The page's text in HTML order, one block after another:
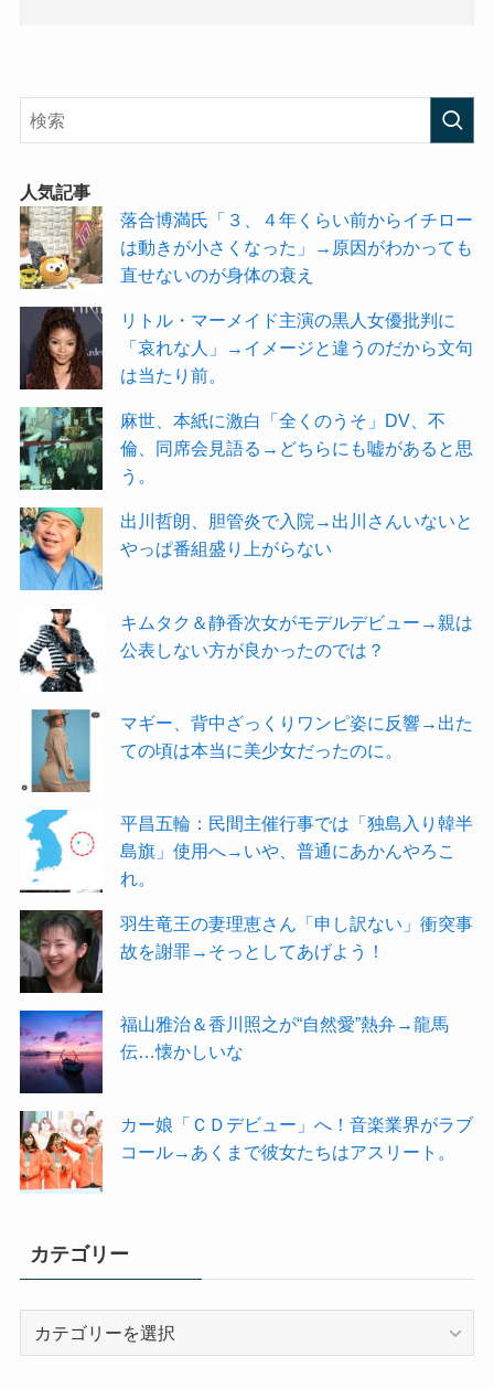
人気記事
落合博満氏「３、４年くらい前からイチロー
は動きが小さくなった」→原因がわかっても
直せないのが身体の衰え
リトル・マーメイド主演の黒人女優批判に
「哀れな人」→イメージと違うのだから文句
は当たり前。
麻世、本紙に激白「全くのうそ」DV、不
倫、同席会見語る→どちらにも嘘があると思
う。
出川哲朗、胆管炎で入院→出川さんいないと
やっぱ番組盛り上がらない
キムタク＆静香次女がモデルデビュー→親は
公表しない方が良かったのでは？
マギー、背中ざっくりワンピ姿に反響→出た
ての頃は本当に美少女だったのに。
平昌五輪：民間主催行事では「独島入り韓半
島旗」使用へ→いや、普通にあかんやろこ
れ。
羽生竜王の妻理恵さん「申し訳ない」衝突事
故を謝罪→そっとしてあげよう！
福山雅治＆香川照之が“自然愛”熱弁→龍馬
伝…懐かしいな
カー娘「ＣＤデビュー」へ！音楽業界がラブ
コール→あくまで彼女たちはアスリート。
カテゴリー